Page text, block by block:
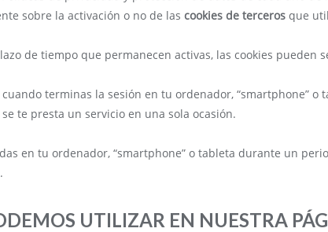
sobre la activación o no de las cookies de tercerosque
de tiempo que permanecen activas, las cookies pueden
terminas la sesión en tu ordenador, “smartphone” o
te presta un servicio en una sola ocasión.
en tu ordenador, “smartphone” o tableta durante un
UTILIZAR EN NUESTRA